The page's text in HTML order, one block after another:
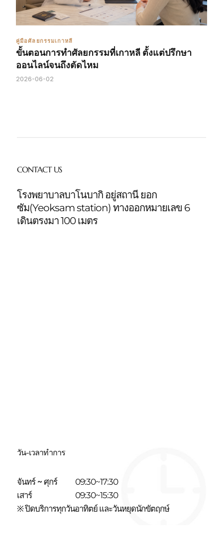
คู่มือศัลยกรรมเกาหลี
ขั้นตอนการทำศัลยกรรมที่เกาหลี ตั้งแต่ปรึกษา
ออนไลน์จนถึงตัดไหม
2026-06-02
CONTACT US
โรงพยาบาลบาโนบากิ อยู่สถานี ยอก
ซัม(Yeoksam station) ทางออกหมายเลข 6
เดินตรงมา 100 เมตร
วัน-เวลาทำการ
จันทร์ ~ ศุกร์
09:30~17:30
เสาร์
09:30~15:30
※ ปิดบริการทุกวันอาทิตย์ และวันหยุดนักขัตฤกษ์